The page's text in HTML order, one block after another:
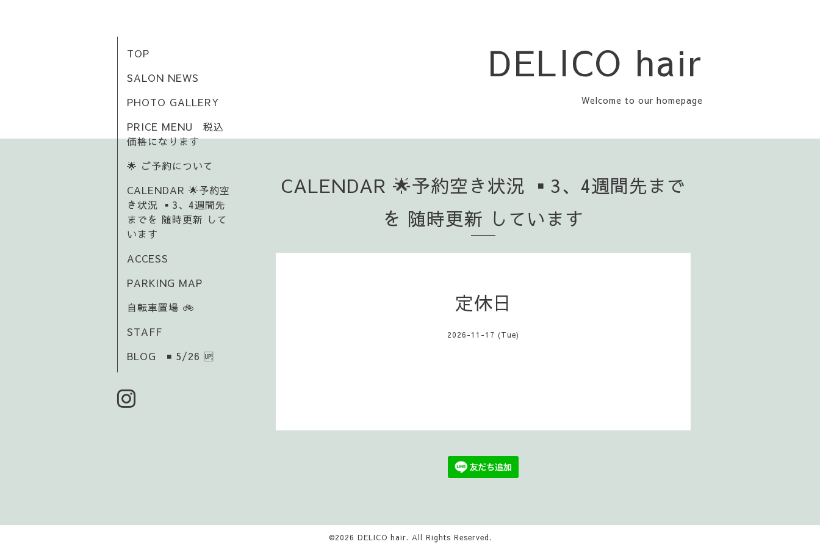
DELICO hair
Welcome to our homepage
TOP
SALON NEWS
PHOTO GALLERY
PRICE MENU 税込
価格になります
🌟 ご予約について
CALENDAR 🌟予約空
き状況 ▪️3、4週間先
までを 随時更新 して
います
ACCESS
PARKING MAP
自転車置場 🚲️
STAFF
BLOG ◾ 5/26 🆙
CALENDAR 🌟予約空き状況 ▪️3、4週間先まで
を 随時更新 しています
定休日
2026-11-17 (Tue)
©2026 DELICO hair. All Rights Reserved.